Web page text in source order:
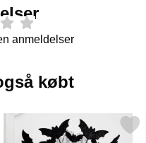
anmeldelser
købt
som favorit
Markér hårbøjle